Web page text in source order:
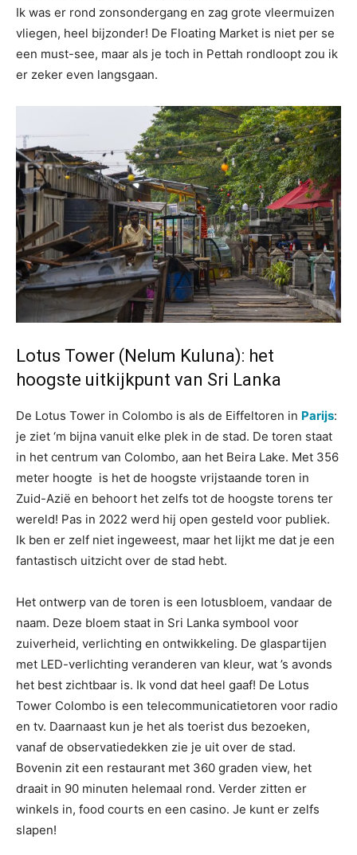
Ik was er rond zonsondergang en zag grote vleermuizen
vliegen, heel bijzonder! De Floating Market is niet per se
een must-see, maar als je toch in Pettah rondloopt zou ik
er zeker even langsgaan.
Lotus Tower (Nelum Kuluna): het
hoogste uitkijkpunt van Sri Lanka
De Lotus Tower in Colombo is als de Eiffeltoren in Parijs:
je ziet ‘m bijna vanuit elke plek in de stad. De toren staat
in het centrum van Colombo, aan het Beira Lake. Met 356
meter hoogte is het de hoogste vrijstaande toren in
Zuid-Azië en behoort het zelfs tot de hoogste torens ter
wereld! Pas in 2022 werd hij open gesteld voor publiek.
Ik ben er zelf niet ingeweest, maar het lijkt me dat je een
fantastisch uitzicht over de stad hebt.
Het ontwerp van de toren is een lotusbloem, vandaar de
naam. Deze bloem staat in Sri Lanka symbool voor
zuiverheid, verlichting en ontwikkeling. De glaspartijen
met LED-verlichting veranderen van kleur, wat ’s avonds
het best zichtbaar is. Ik vond dat heel gaaf! De Lotus
Tower Colombo is een telecommunicatietoren voor radio
en tv. Daarnaast kun je het als toerist dus bezoeken,
vanaf de observatiedekken zie je uit over de stad.
Bovenin zit een restaurant met 360 graden view, het
draait in 90 minuten helemaal rond. Verder zitten er
winkels in, food courts en een casino. Je kunt er zelfs
slapen!